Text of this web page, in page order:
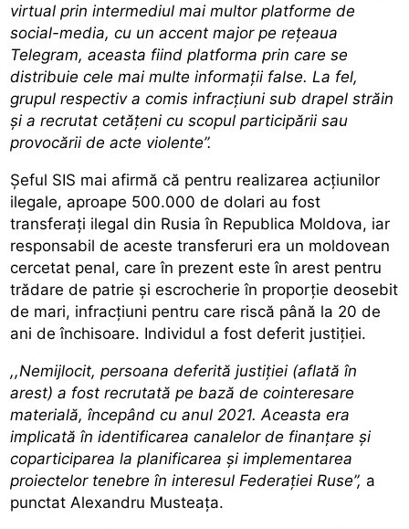
virtual prin intermediul mai multor platforme de
social-media, cu un accent major pe rețeaua
Telegram, aceasta fiind platforma prin care se
distribuie cele mai multe informații false. La fel,
grupul respectiv a comis infracțiuni sub drapel străin
și a recrutat cetățeni cu scopul participării sau
provocării de acte violente”.
Șeful SIS mai afirmă că pentru realizarea acțiunilor
ilegale, aproape 500.000 de dolari au fost
transferați ilegal din Rusia în Republica Moldova, iar
responsabil de aceste transferuri era un moldovean
cercetat penal, care în prezent este în arest pentru
trădare de patrie și escrocherie în proporție deosebit
de mari, infracțiuni pentru care riscă până la 20 de
ani de închisoare. Individul a fost deferit justiției.
,,Nemijlocit, persoana deferită justiției (aflată în
arest) a fost recrutată pe bază de cointeresare
materială, începând cu anul 2021. Aceasta era
implicată în identificarea canalelor de finanțare și
coparticiparea la planificarea și implementarea
proiectelor tenebre în interesul Federației Ruse”, a
punctat Alexandru Musteața.